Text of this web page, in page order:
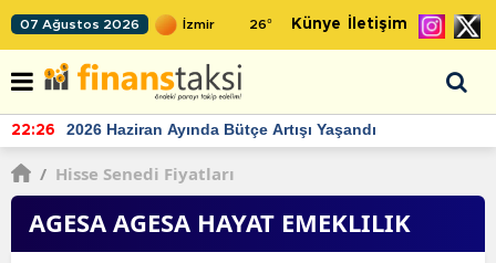
07 Ağustos 2026 26° Künye İletişim
22:24 TCMB'nin rezervlerinde artan momentum devam ediyor
/ Hisse Senedi Fiyatları
AGESA AGESA HAYAT EMEKLILIK